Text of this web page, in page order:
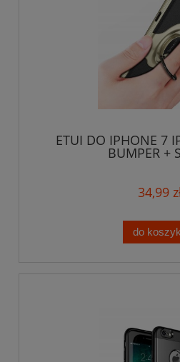
ETUI DO IPHONE 7
BUMPER +
34,99
do